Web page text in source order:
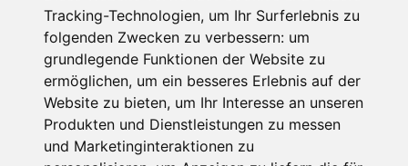
Tracking-Technologien, um Ihr Surferlebnis zu
folgenden Zwecken zu verbessern: um
grundlegende Funktionen der Website zu
ermöglichen, um ein besseres Erlebnis auf der
Website zu bieten, um Ihr Interesse an unseren
Produkten und Dienstleistungen zu messen
und Marketinginteraktionen zu
Praxis
Leistungen
Service